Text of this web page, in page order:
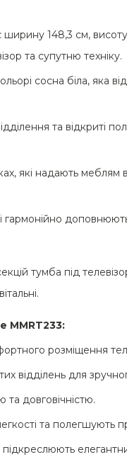
148,3 см,
та супутню техніку.
сосна біла, яка
та відкриті
які надають меблям
гармонійно
тумба під
MMRT233:
розміщення
відділень для
та довговічністю.
та полегшують
підкреслюють